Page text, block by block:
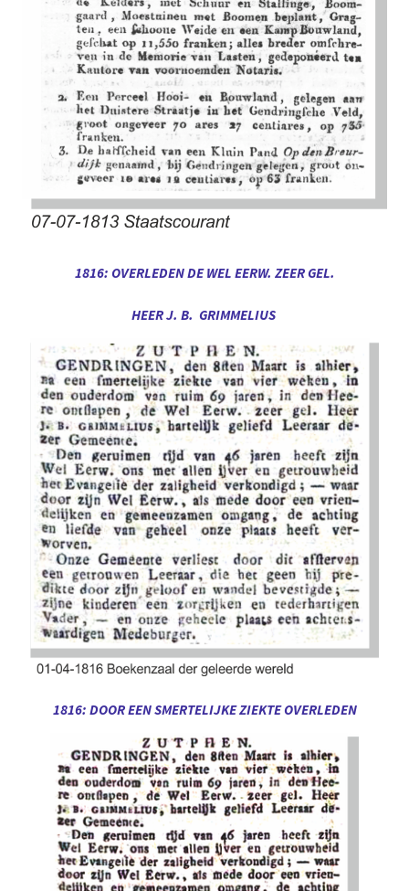
1816: OVERLEDEN DE WEL EERW. ZEER GEL.
HEER J. B. GRIMMELIUS
1816: DOOR EEN SMERTELIJKE ZIEKTE OVERLEDEN